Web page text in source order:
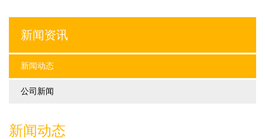
新闻资讯
新闻动态
公司新闻
新闻动态